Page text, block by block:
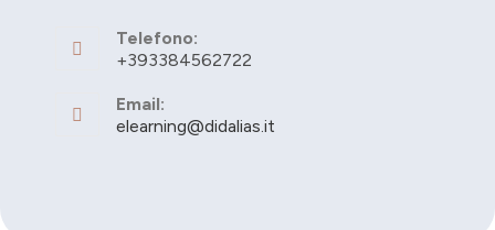
Telefono:
+393384562722
Email:
elearning@didalias.it